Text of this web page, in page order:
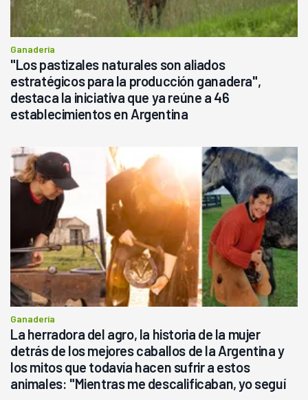
Ganadería
"Los pastizales naturales son aliados
estratégicos para la producción ganadera",
destaca la iniciativa que ya reúne a 46
establecimientos en Argentina
Ganadería
La herradora del agro, la historia de la mujer
detrás de los mejores caballos de la Argentina y
los mitos que todavía hacen sufrir a estos
animales: "Mientras me descalificaban, yo seguí